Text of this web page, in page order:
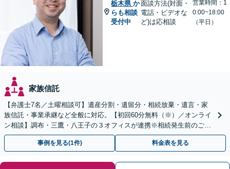
栃木県 か
らも相談
受付中
面談方法(対面・
電話・ビデオな
ど)は応相談
営業時間：1
0:00~18:00
（平日）
家族信託
【弁護士7名／土曜相談可】遺産分割・遺留分・相続放棄・遺言・家
族信託・事業承継など全般に対応。【初回60分無料（※）／オンライ
ン相談】調布・三鷹・八王子の３オフィスが連携※相続発生前のご相
談など有料相談になるものもございます。
事例を見る(1件) 料金表を見る